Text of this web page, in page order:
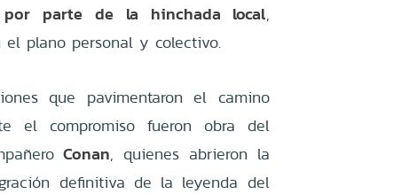
por parte de la hinchada local,
plano personal y colectivo.
que pavimentaron el camino
el compromiso fueron obra del
Conan, quienes abrieron la
definitiva de la leyenda del